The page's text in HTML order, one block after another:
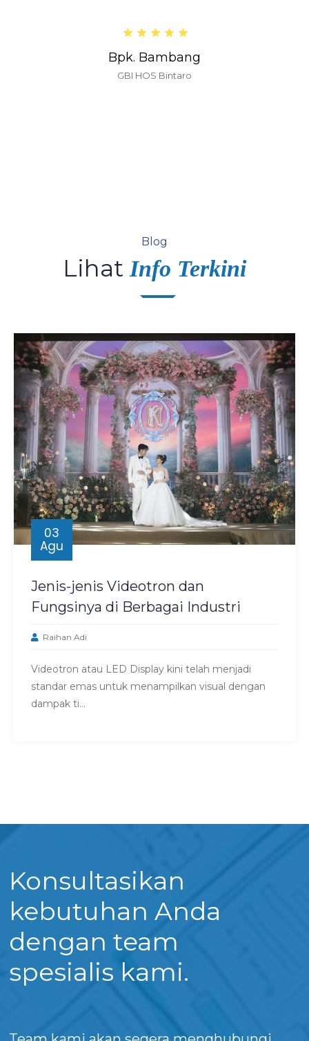
Bpk. Bambang
GBI HOS Bintaro
Blog
LihatInfo Terkini
03
Agu
Jenis-jenis Videotron dan
Fungsinya di Berbagai Industri
Raihan Adi
Videotron atau LED Display kini telah menjadi
standar emas untuk menampilkan visual dengan
dampak ti...
Konsultasikan
kebutuhan Anda
dengan team
spesialis kami.